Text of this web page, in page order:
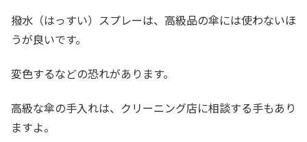
撥水（はっすい）スプレーは、高級品の傘には使わないほ
うが良いです。
変色するなどの恐れがあります。
高級な傘の手入れは、クリーニング店に相談する手もあり
ますよ。